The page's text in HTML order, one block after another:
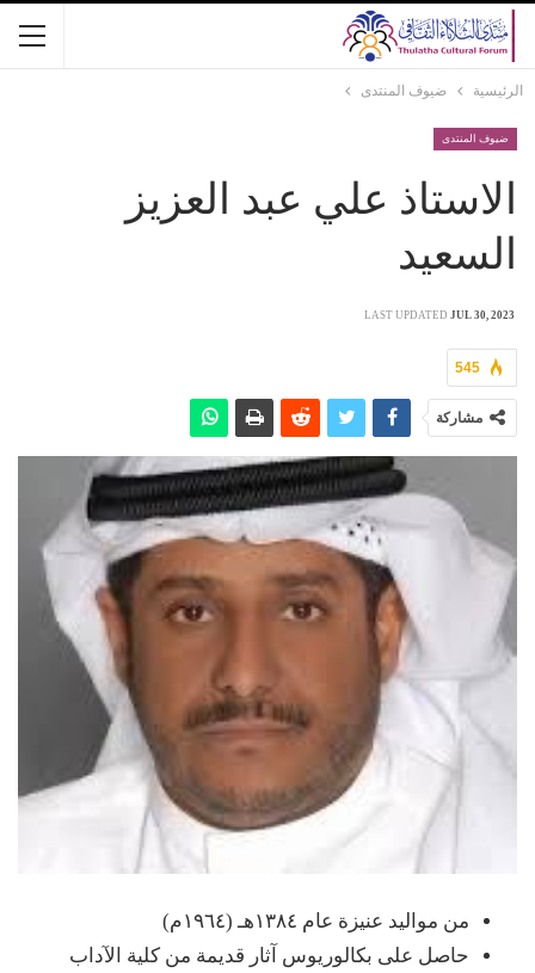
الرئيسية ضيوف المنتدى
ضيوف المنتدى
الاستاذ علي عبد العزيز
السعيد
LAST UPDATED JUL 30, 2023
545
مشاركة
من مواليد عنيزة عام ١٣٨٤هـ (١٩٦٤م)
حاصل على بكالوريوس آثار قديمة من كلية الآداب